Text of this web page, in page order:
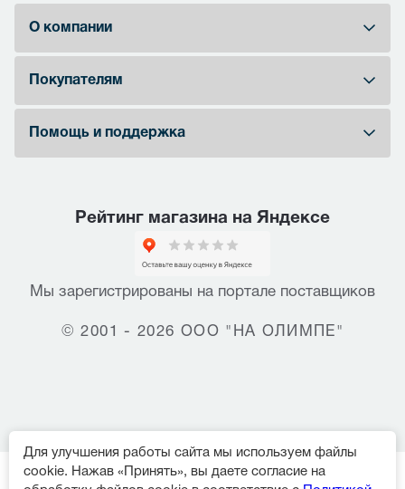
О компании
Покупателям
Помощь и поддержка
Рейтинг магазина на Яндексе
Мы зарегистрированы на портале поставщиков
© 2001 - 2026 ООО "НА ОЛИМПЕ"
Для улучшения работы сайта мы используем файлы
cookie. Нажав «Принять», вы даете согласие на